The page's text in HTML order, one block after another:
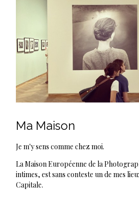
Ma Maison
Je m'y sens comme chez moi.
La Maison Européenne de la
intimes, est sans conteste un de mes
Capitale.